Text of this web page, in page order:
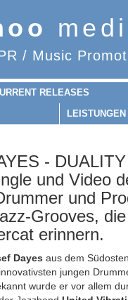
/ Music
RELEASES
LEISTUNGEN
-
und Video
und
Grooves,
erinnern.
Dayes aus dem
jungen
wurde er vor allem